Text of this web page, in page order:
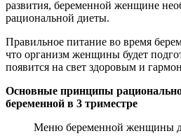
развития, беременной женщине
рациональной диеты.
Правильное питание во время
что организм женщины будет
появится на свет здоровым и
Основные принципы
беременной в 3 триместре
Меню беременной женщины